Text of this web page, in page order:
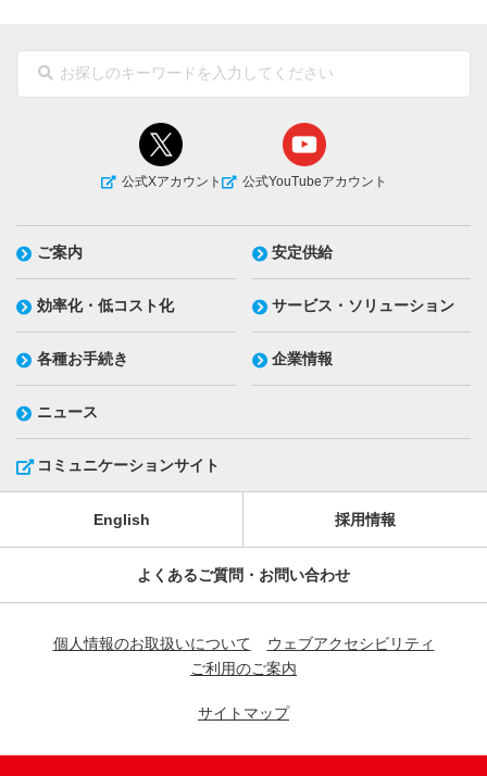
公式Xアカウント 公式YouTubeアカウント
ご案内 安定供給
効率化・低コスト化 サービス・ソリューション
各種お手続き 企業情報
ニュース
コミュニケーションサイト
English 採用情報
よくあるご質問・お問い合わせ
個人情報のお取扱いについて
ウェブアクセシビリティ
ご利用のご案内
サイトマップ